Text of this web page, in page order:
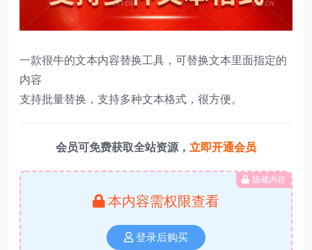
一款很牛的文本内容替换工具，可替换文本里面指定的
内容
支持批量替换，支持多种文本格式，很方便。
会员可免费获取全站资源， 立即开通会员
隐藏内容
本内容需权限查看
登录后购买